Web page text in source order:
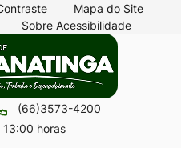
Mapa do Site
Sobre Acessibilidade
(66)3573-4200
13:00 horas